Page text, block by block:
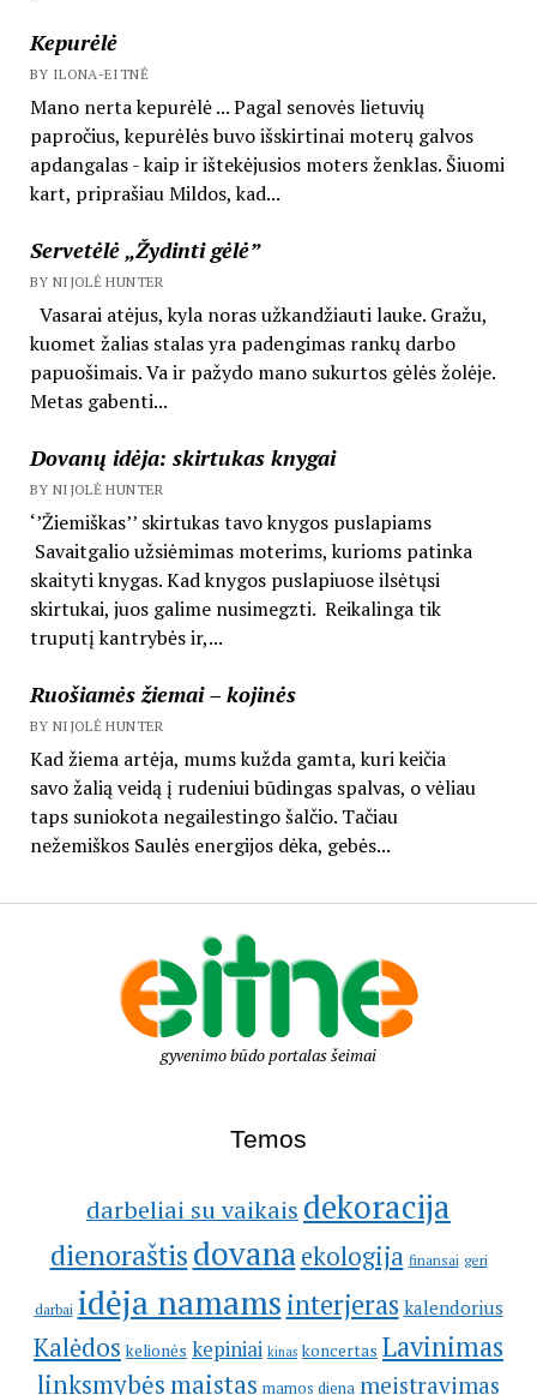
Kepurėlė
BY ILONA-EITNĖ
Mano nerta kepurėlė ... Pagal senovės lietuvių
papročius, kepurėlės buvo išskirtinai moterų galvos
apdangalas - kaip ir ištekėjusios moters ženklas. Šiuomi
kart, priprašiau Mildos, kad...
Servetėlė „Žydinti gėlė”
BY NIJOLĖ HUNTER
Vasarai atėjus, kyla noras užkandžiauti lauke. Gražu,
kuomet žalias stalas yra padengimas rankų darbo
papuošimais. Va ir pažydo mano sukurtos gėlės žolėje.
Metas gabenti...
Dovanų idėja: skirtukas knygai
BY NIJOLĖ HUNTER
‘’Žiemiškas’’ skirtukas tavo knygos puslapiams
Savaitgalio užsiėmimas moterims, kurioms patinka
skaityti knygas. Kad knygos puslapiuose ilsėtųsi
skirtukai, juos galime nusimegzti. Reikalinga tik
truputį kantrybės ir,...
Ruošiamės žiemai – kojinės
BY NIJOLĖ HUNTER
Kad žiema artėja, mums kužda gamta, kuri keičia
savo žalią veidą į rudeniui būdingas spalvas, o vėliau
taps suniokota negailestingo šalčio. Tačiau
nežemiškos Saulės energijos dėka, gebės...
gyvenimo būdo portalas šeimai
Temos
darbeliai su vaikais dekoracija
dienoraštisdovana ekologija finansai geri
darbai idėja namams interjeras kalendorius
Kalėdos kelionės kepiniai kinas koncertas Lavinimas
linksmybėsmaistas mamos diena meistravimas